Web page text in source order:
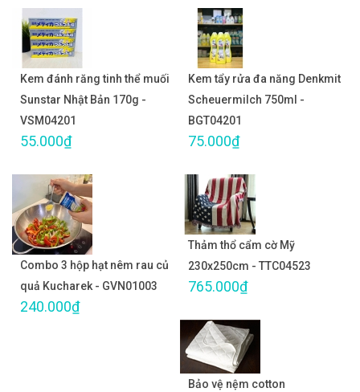
Kem đánh răng tinh thể muối
Sunstar Nhật Bản 170g -
VSM04201
55.000₫
Kem tẩy rửa đa năng Denkmit
Scheuermilch 750ml -
BGT04201
75.000₫
Combo 3 hộp hạt nêm rau củ
quả Kucharek - GVN01003
240.000₫
Thảm thổ cẩm cờ Mỹ
230x250cm - TTC04523
765.000₫
Bảo vệ nệm cotton